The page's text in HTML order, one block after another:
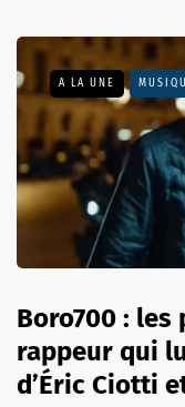
A LA UNE
Boro700 :
rappeur qui
d’Éric Ciotti